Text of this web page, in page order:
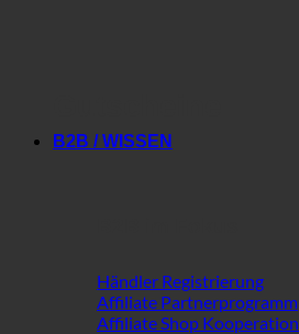
B2B / WISSEN
Händler Registrierung
Affiliate Partnerprogramm
Affiliate Shop Kooperation